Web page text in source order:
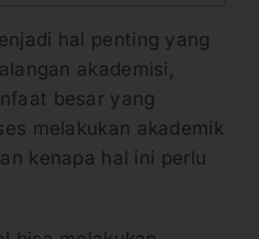
hal penting yang
akademisi,
besar yang
melakukan akademik
kenapa hal ini perlu